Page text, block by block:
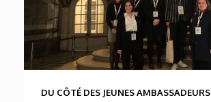
DU CÔTÉ DES JEUNES AMBASSADEURS